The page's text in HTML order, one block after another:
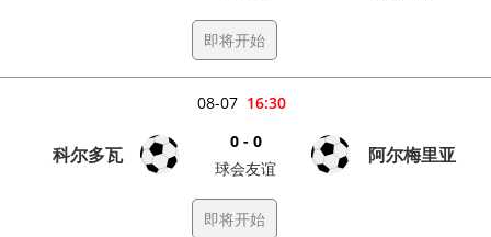
即将开始
16:30
08-07
科尔多瓦
0 - 0
球会友谊
阿尔梅里亚
即将开始